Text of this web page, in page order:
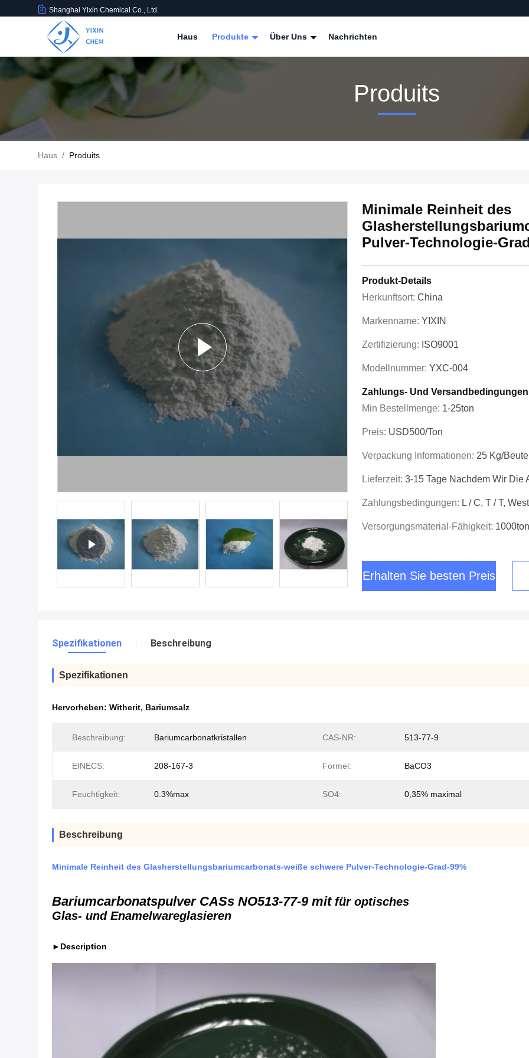
Shanghai Yixin Chemical Co., Ltd.
Haus Produkte Über Uns Nachrichten
Produits
Haus / Produits
Minimale Reinheit des
Pulver-Technologie-
Produkt-Details
Herkunftsort: China
Markenname: YIXIN
Zertifizierung: ISO9001
Modellnummer: YXC-004
Zahlungs- Und Versandbedingungen
Min Bestellmenge: 1-25ton
Preis: USD500/ton
Verpackung Informationen: 25 Kg/
Lieferzeit: 3-15 Tage Nachdem Wir Die
Zahlungsbedingungen: L / C, T / T,
Versorgungsmaterial-Fähigkeit:
Erhalten Sie besten Preis
Spezifikationen Beschreibung
Spezifikationen
Hervorheben: Witherit, Bariumsalz
Beschreibung: Bariumcarbonatkristallen CAS-NR: 513-77-9
EINECS: 208-167-3 Formel: BaCO3
Feuchtigkeit: 0.3%max SO4: 0,35% maximal
Beschreibung
Minimale Reinheit des Glasherstellungsbariumcarbonats-weiße schwere Pulver-Technologie-Grad-99%
Bariumcarbonatspulver CASs NO513-77-9 mit für optisches
Glas- und Enamelwareglasieren
►Description